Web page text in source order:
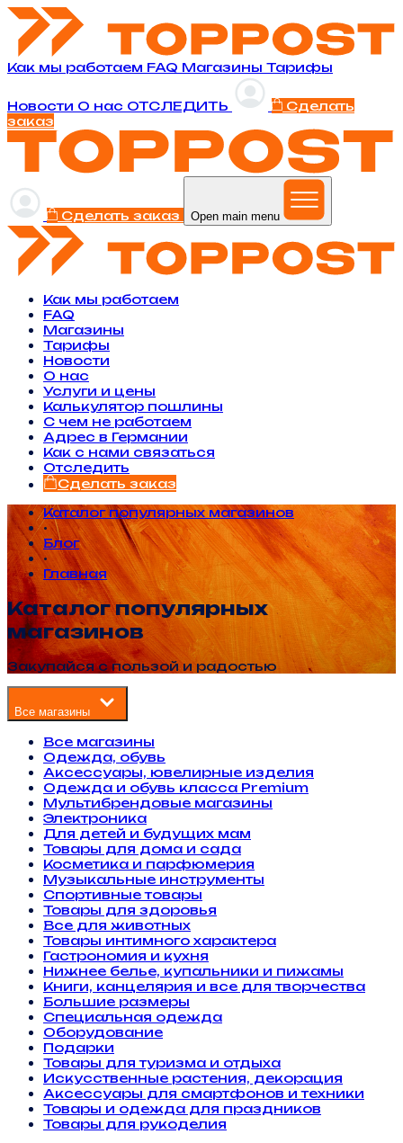
Как мы работаем FAQ Магазины Тарифы
Новости O нас ОТСЛЕДИТЬ
Сделать
заказ
Сделать заказ Open main menu
Как мы работаем
FAQ
Магазины
Тарифы
Новости
O нас
Услуги и цены
Калькулятор пошлины
С чем не работаем
Адрес в Германии
Как с нами связаться
Отследить
Сделать заказ
Каталог популярных магазинов
•
Блог
•
Главная
Каталог популярных
магазинов
Закупайся с пользой и радостью
Все магазины
Все магазины
Одежда, обувь
Аксессуары, ювелирные изделия
Одежда и обувь класса Premium
Мультибрендовые магазины
Электроника
Для детей и будущих мам
Товары для дома и сада
Косметика и парфюмерия
Музыкальные инструменты
Спортивные товары
Товары для здоровья
Все для животных
Товары интимного характера
Гастрономия и кухня
Нижнее белье, купальники и пижамы
Книги, канцелярия и все для творчества
Большие размеры
Специальная одежда
Оборудование
Подарки
Товары для туризма и отдыха
Искусственные растения, декорация
Аксессуары для смартфонов и техники
Товары и одежда для праздников
Товары для рукоделия